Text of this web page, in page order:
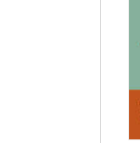
라이
모두
딸에